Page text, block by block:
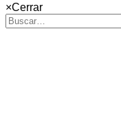
×Cerrar